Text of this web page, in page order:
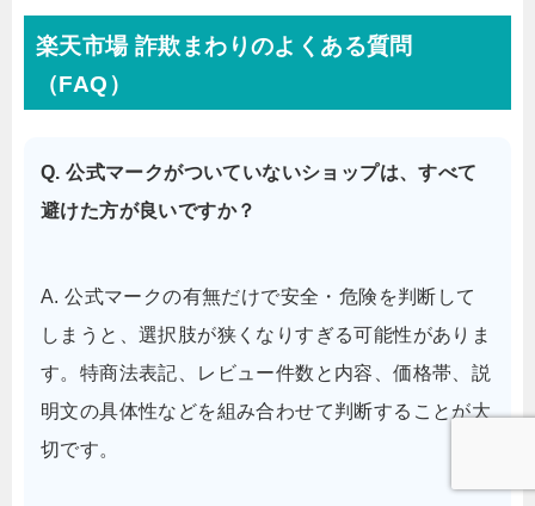
楽天市場 詐欺まわりのよくある質問
（FAQ）
Q. 公式マークがついていないショップは、すべて
避けた方が良いですか？
A. 公式マークの有無だけで安全・危険を判断して
しまうと、選択肢が狭くなりすぎる可能性がありま
す。特商法表記、レビュー件数と内容、価格帯、説
明文の具体性などを組み合わせて判断することが大
切です。